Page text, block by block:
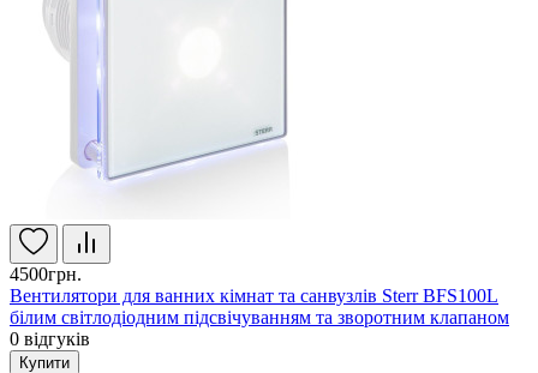
4500грн.
Вентилятори для ванних кімнат та санвузлів Sterr BFS100L
білим світлодіодним підсвічуванням та зворотним клапаном
0 відгуків
Купити